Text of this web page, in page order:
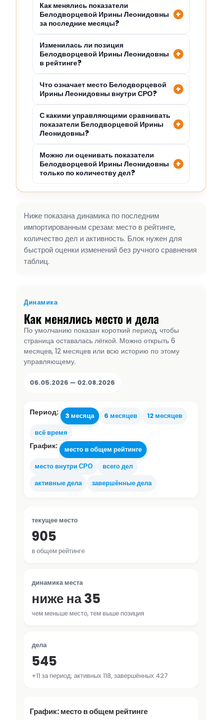
Как менялись показатели
Белодворцевой Ирины Леонидовны
за последние месяцы?
Изменилась ли позиция
Белодворцевой Ирины Леонидовны
в рейтинге?
Что означает место Белодворцевой
Ирины Леонидовны внутри СРО?
С какими управляющими сравнивать
показатели Белодворцевой Ирины
Леонидовны?
Можно ли оценивать показатели
Белодворцевой Ирины Леонидовны
только по количеству дел?
Ниже показана динамика по последним
импортированным срезам: место в рейтинге,
количество дел и активность. Блок нужен для
быстрой оценки изменений без ручного сравнения
таблиц.
Динамика
Как менялись место и дела
По умолчанию показан короткий период, чтобы
страница оставалась лёгкой. Можно открыть 6
месяцев, 12 месяцев или всю историю по этому
управляющему.
06.05.2026 — 02.08.2026
Период: 3 месяца 6 месяцев
12 месяцев
всё время
График:
место в общем рейтинге
место внутри СРО
всего дел
активные дела
завершённые дела
текущее место
905
в общем рейтинге
динамика места
ниже на 35
чем меньше место, тем выше позиция
дела
545
+11 за период; активных 118, завершённых 427
График: место в общем рейтинге